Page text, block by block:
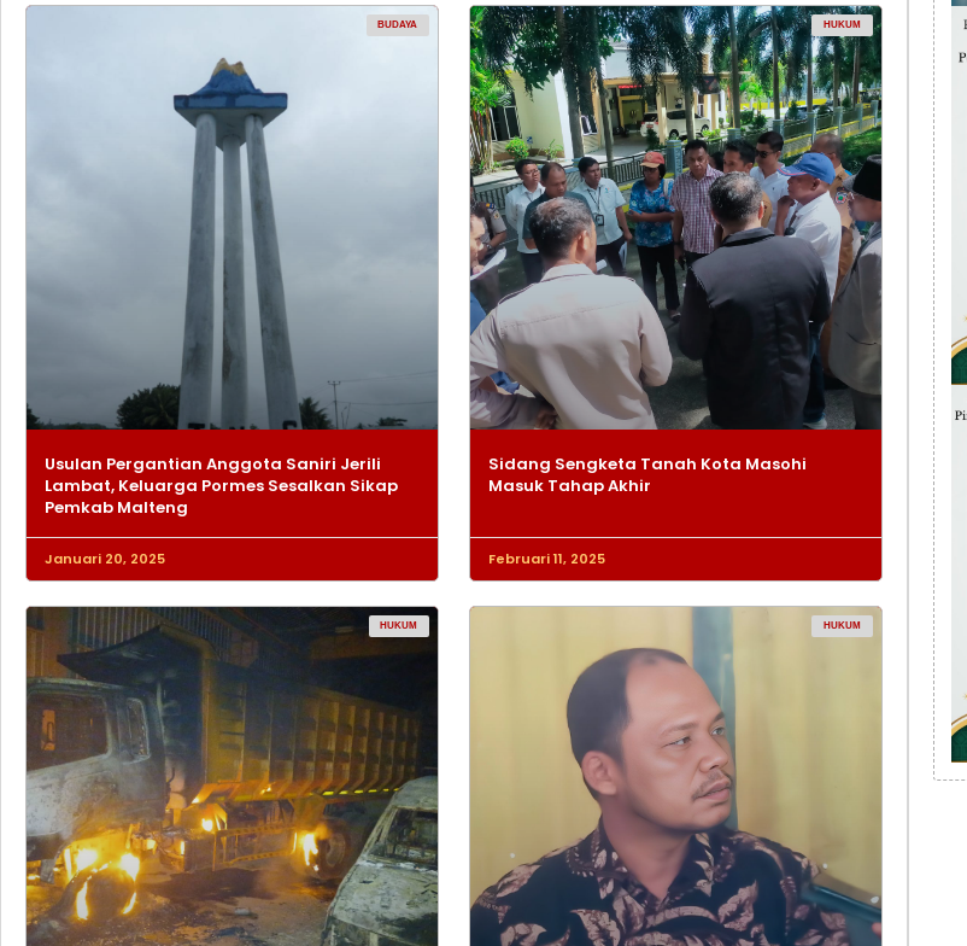
BUDAYA
Usulan Pergantian Anggota Saniri Jerili
Lambat, Keluarga Pormes Sesalkan Sikap
Pemkab Malteng
Januari 20, 2025
HUKUM
Sidang Sengketa Tanah Kota Masohi
Masuk Tahap Akhir
Februari 11, 2025
HUKUM HUKUM